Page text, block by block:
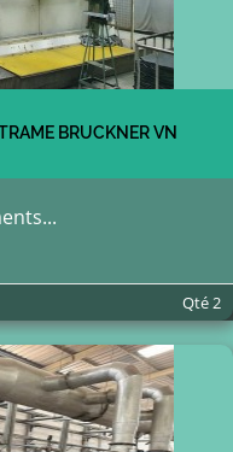
BRUCKNER VN
Qté2